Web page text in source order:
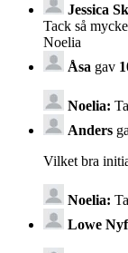
Jessica
Tack så
Noelia
Åsa gav
Noelia:
Anders
Vilket bra
Noelia:
Lowe